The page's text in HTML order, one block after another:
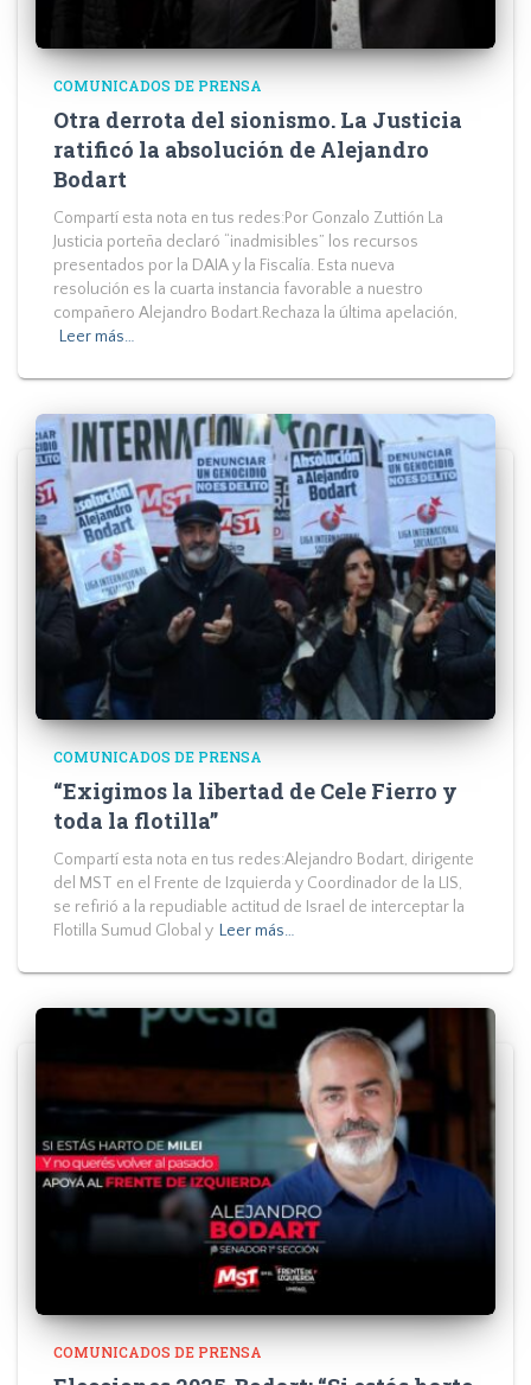
COMUNICADOS DE PRENSA
Otra derrota del sionismo. La Justicia
ratificó la absolución de Alejandro
Bodart
Compartí esta nota en tus redes:Por Gonzalo Zuttión La
Justicia porteña declaró “inadmisibles” los recursos
presentados por la DAIA y la Fiscalía. Esta nueva
resolución es la cuarta instancia favorable a nuestro
compañero Alejandro Bodart.Rechaza la última apelación,
Leer más…
COMUNICADOS DE PRENSA
“Exigimos la libertad de Cele Fierro y
toda la flotilla”
Compartí esta nota en tus redes:Alejandro Bodart, dirigente
del MST en el Frente de Izquierda y Coordinador de la LIS,
se refirió a la repudiable actitud de Israel de interceptar la
Flotilla Sumud Global y Leer más…
COMUNICADOS DE PRENSA